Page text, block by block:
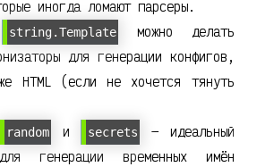
иногда ломают парсеры.
string.Template
можно делать
для генерации конфигов,
HTML (если не хочется тянуть
random и secrets
— идеальный
генерации временных имён